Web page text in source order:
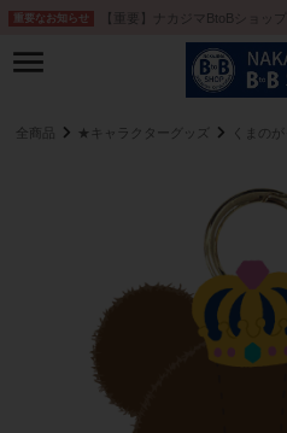
重要なお知らせ 【重要】ナカジマBtoBショッ
全商品 ★キャラクターグッズ くまのが